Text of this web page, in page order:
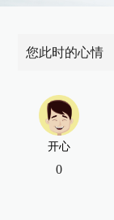
您此时的心情
开心
0